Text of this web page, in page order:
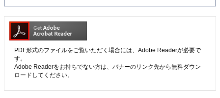
PDF形式のファイルをご覧いただく場合には、Adobe Readerが必要で
す。
Adobe Readerをお持ちでない方は、バナーのリンク先から無料ダウン
ロードしてください。